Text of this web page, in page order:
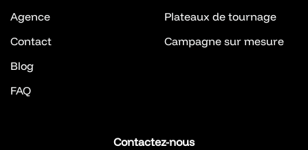
Agence
Contact
Blog
FAQ
Plateaux de tournage
Campagne sur mesure
Contactez-nous